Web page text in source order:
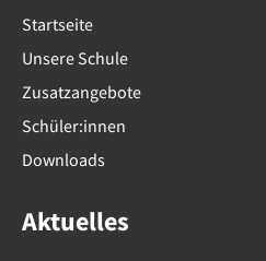
Startseite
Unsere Schule
Zusatzangebote
Schüler:innen
Downloads
Aktuelles